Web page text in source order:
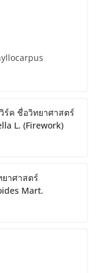
ร์ค ชื่อวิทยาศาสตร์
L. (Firework)
าศาสตร์
Mart.